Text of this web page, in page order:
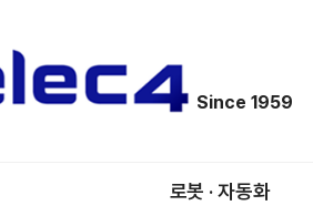
Since 1959
로봇 · 자동화